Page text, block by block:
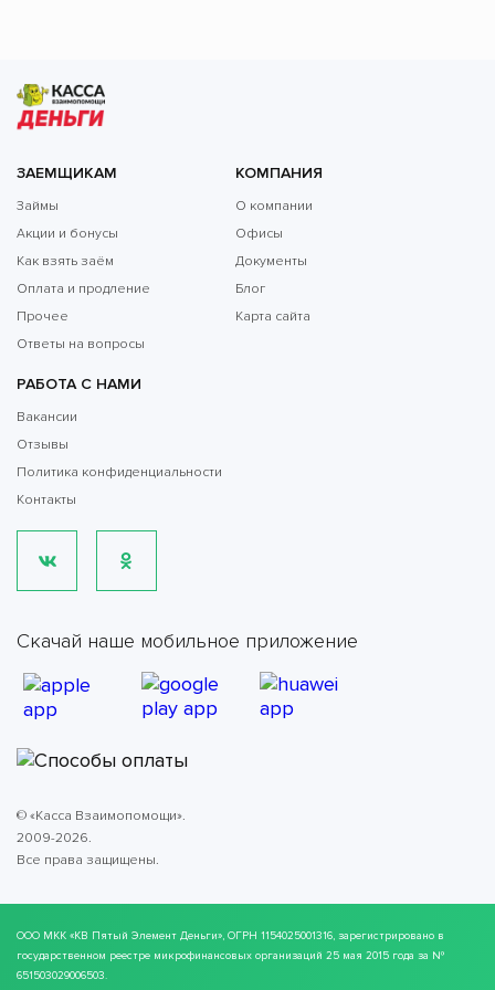
ЗАЕМЩИКАМ
Займы
Акции и бонусы
Как взять заём
Оплата и продление
Прочее
Ответы на вопросы
КОМПАНИЯ
О компании
Офисы
Документы
Блог
Карта сайта
РАБОТА С НАМИ
Вакансии
Отзывы
Политика конфиденциальности
Контакты
Скачай наше мобильное приложение
© «Касса Взаимопомощи».
2009-2026.
Все права защищены.
ООО МКК «КВ Пятый Элемент Деньги», ОГРН 1154025001316, зарегистрировано в
государственном реестре микрофинансовых организаций 25 мая 2015 года за №
651503029006503.